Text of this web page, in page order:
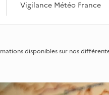
Vigilance Météo France
disponibles sur nos